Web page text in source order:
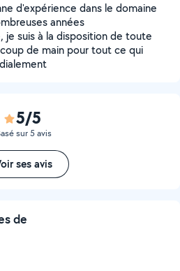
d'expérience dans le domaine
années
je suis à la disposition de toute
de main pour tout ce qui
5/5
sur 5 avis
ses avis
de